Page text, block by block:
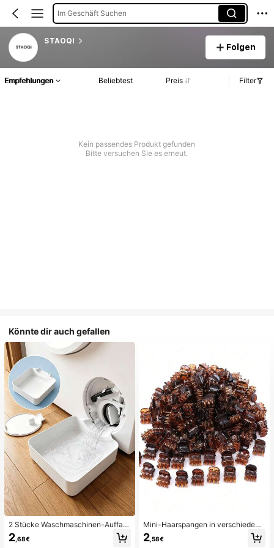
Im Geschäft Suchen
STAOQI
Folgen
Empfehlungen Beliebtest Preis Filter
Kein passendes Produkt gefunden
Bitte versuchen Sie es erneut.
Könnte dir auch gefallen
2 Stücke Waschmaschinen-Auffan
gwanne Tropfschale, wasserdichte
Bodenschutzmatte für Waschraum,
2 ,68€
Mini-Haarspangen in verschiedene
n Farben, geeignet für Frauenfrisure
n und dekorative Haaraccessoires,
2 ,58€